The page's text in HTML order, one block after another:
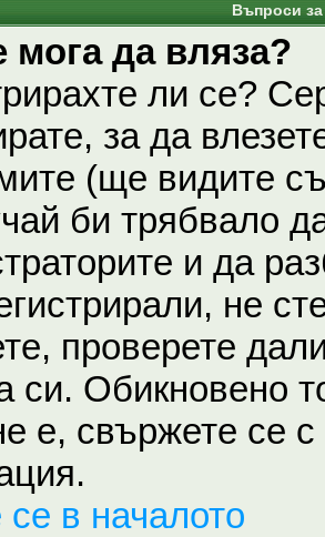
Въпроси
мога да вляза?
ли се?
за да
(ще видите
би трябвало
и да
не
проверете
си. Обикновено
е, свържете се
в началото